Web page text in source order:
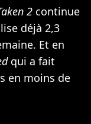
2 continue
déjà 2,3
Et en
qui a fait
en moins de